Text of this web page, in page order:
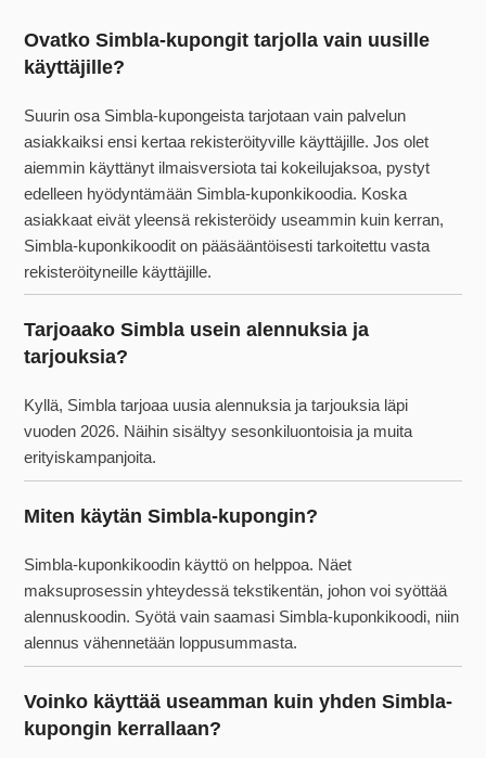
Ovatko Simbla-kupongit tarjolla vain uusille
käyttäjille?
Suurin osa Simbla-kupongeista tarjotaan vain palvelun
asiakkaiksi ensi kertaa rekisteröityville käyttäjille. Jos olet
aiemmin käyttänyt ilmaisversiota tai kokeilujaksoa, pystyt
edelleen hyödyntämään Simbla-kuponkikoodia. Koska
asiakkaat eivät yleensä rekisteröidy useammin kuin kerran,
Simbla-kuponkikoodit on pääsääntöisesti tarkoitettu vasta
rekisteröityneille käyttäjille.
Tarjoaako Simbla usein alennuksia ja
tarjouksia?
Kyllä, Simbla tarjoaa uusia alennuksia ja tarjouksia läpi
vuoden 2026. Näihin sisältyy sesonkiluontoisia ja muita
erityiskampanjoita.
Miten käytän Simbla-kupongin?
Simbla-kuponkikoodin käyttö on helppoa. Näet
maksuprosessin yhteydessä tekstikentän, johon voi syöttää
alennuskoodin. Syötä vain saamasi Simbla-kuponkikoodi, niin
alennus vähennetään loppusummasta.
Voinko käyttää useamman kuin yhden Simbla-
kupongin kerrallaan?